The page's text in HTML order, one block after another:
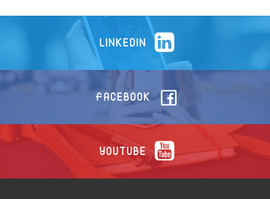
LINKEDIN
FACEBOOK
YOUTUBE